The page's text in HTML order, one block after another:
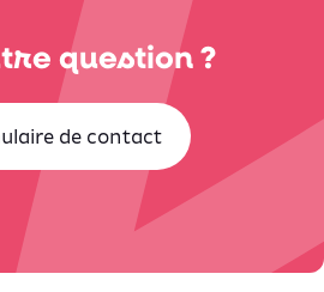
question ?
de contact